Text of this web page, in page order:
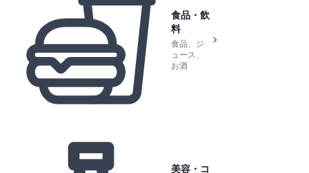
食品・飲
料
食品、ジ
ュース、
お酒
美容・コ